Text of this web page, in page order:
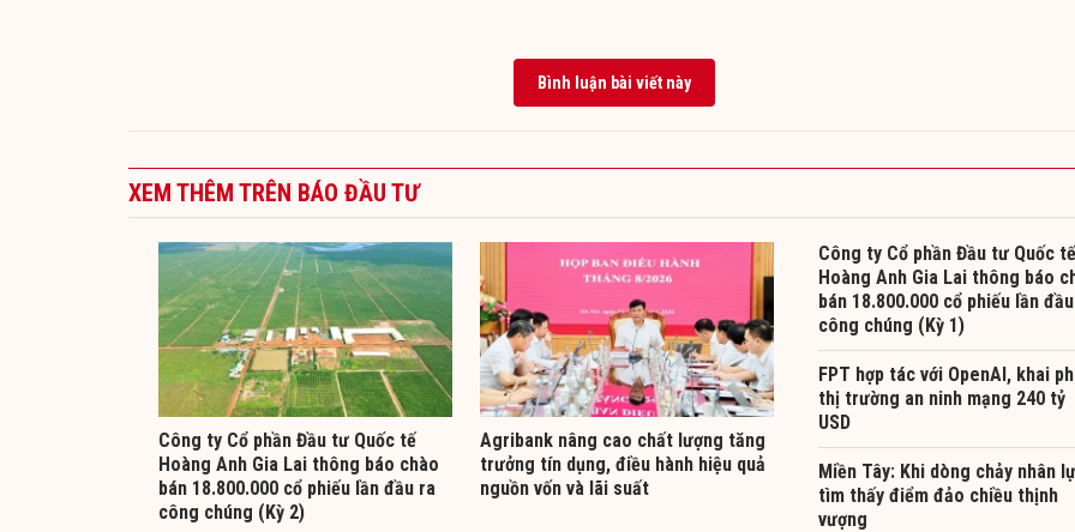
Bình luận bài viết này
XEM THÊM TRÊN BÁO ĐẦU TƯ
Công ty Cổ phần Đầu tư Quốc tế
Hoàng Anh Gia Lai thông báo chào
bán 18.800.000 cổ phiếu lần đầu ra
công chúng (Kỳ 2)
Agribank nâng cao chất lượng tăng
trưởng tín dụng, điều hành hiệu quả
nguồn vốn và lãi suất
Công ty Cổ phần Đầu tư Quốc tế
Hoàng Anh Gia Lai thông báo
bán 18.800.000 cổ phiếu lần
công chúng (Kỳ 1)
FPT hợp tác với OpenAI, khai
thị trường an ninh mạng 240 tỷ
USD
Miền Tây: Khi dòng chảy nhân
tìm thấy điểm đảo chiều thịnh
vượng